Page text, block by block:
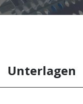
Unterlagen